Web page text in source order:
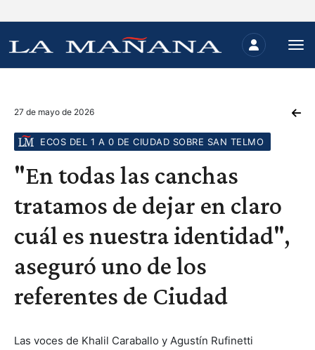
27 de mayo de 2026
ECOS DEL 1 A 0 DE CIUDAD SOBRE SAN TELMO
"En todas las canchas
tratamos de dejar en claro
cuál es nuestra identidad",
aseguró uno de los
referentes de Ciudad
Las voces de Khalil Caraballo y Agustín Rufinetti